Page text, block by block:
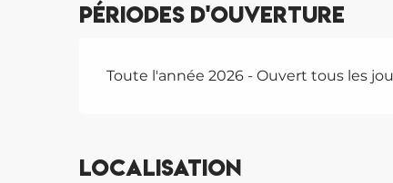
Périodes d'ouverture
Toute l'année 2026 - Ouvert tous les
Localisation